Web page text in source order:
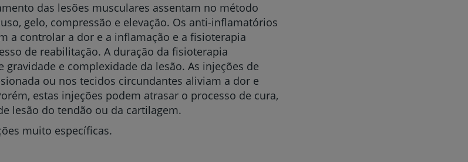
das lesões musculares assentam no método
gelo, compressão e elevação. Os anti-inflamatórios
a controlar a dor e a inflamação e a fisioterapia
de reabilitação. A duração da fisioterapia
gravidade e complexidade da lesão. As injeções de
ou nos tecidos circundantes aliviam a dor e
estas injeções podem atrasar o processo de cura,
lesão do tendão ou da cartilagem.
muito específicas.